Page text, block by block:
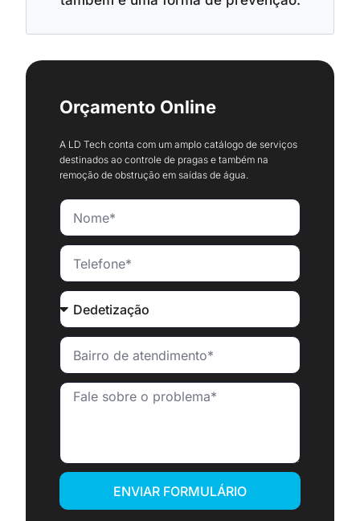
Orçamento Online
A LD Tech conta com um amplo catálogo de serviços
destinados ao controle de pragas e também na
remoção de obstrução em saídas de água.
ENVIAR FORMULÁRIO